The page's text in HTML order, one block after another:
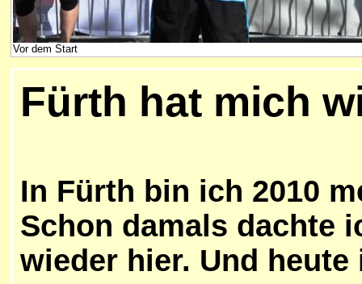
Vor dem Start
Fürth hat mich
In Fürth bin ich 2010
Schon damals dachte
wieder hier. Und